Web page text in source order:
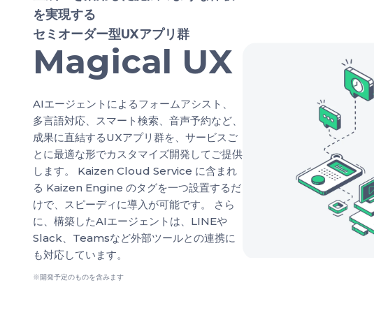
Magical UX
を実現する
セミオーダー型UXアプリ群
AIエージェントによるフォームアシスト、
多言語対応、スマート検索、音声予約など、
成果に直結するUXアプリ群を、サービスご
とに最適な形でカスタマイズ開発してご提供
します。 Kaizen Cloud Service に含まれ
る Kaizen Engine のタグを一つ設置するだ
けで、スピーディに導入が可能です。 さら
に、構築したAIエージェントは、LINEや
Slack、Teamsなど外部ツールとの連携に
も対応しています。
※開発予定のものを含みます